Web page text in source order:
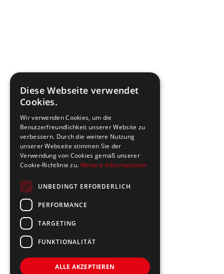
Diese Webseite verwendet
Cookies.
Wir verwenden Cookies, um die
Benutzerfreundlichkeit unserer Website zu
verbessern. Durch die weitere Nutzung
unserer Webseite stimmen Sie der
Verwendung von Cookies gemäß unserer
Cookie-Richtlinie zu. Weitere Informationen
UNBEDINGT ERFORDERLICH
PERFORMANCE
TARGETING
FUNKTIONALITÄT
ALLE AKZEPTIEREN